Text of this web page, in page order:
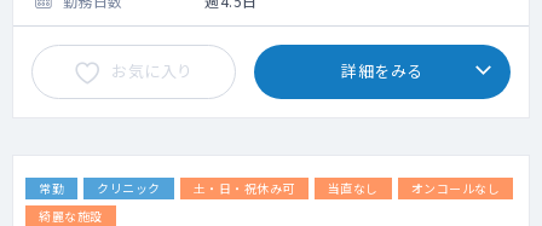
お気に入り 詳細をみる
常勤 クリニック 土・日・祝休み可 当直なし
オンコールなし
綺麗な施設